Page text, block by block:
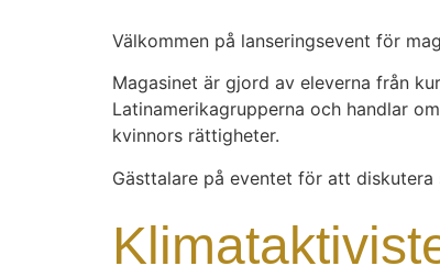
Välkommen på lanseringsevent för
Magasinet är gjord av eleverna från
Latinamerikagrupperna och handlar
kvinnors rättigheter.
Gästtalare på eventet för att diskutera